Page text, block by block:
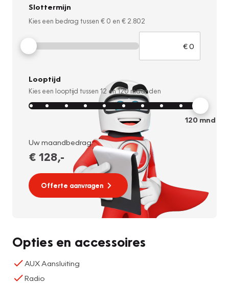
Slottermijn
Kies een bedrag tussen € 0 en € 2.802
Looptijd
Kies een looptijd tussen 12 en120 maanden
120mnd
Uw maandbedrag:
€ 128,-
Offerte aanvragen
Opties en accessoires
AUX Aansluiting
Radio